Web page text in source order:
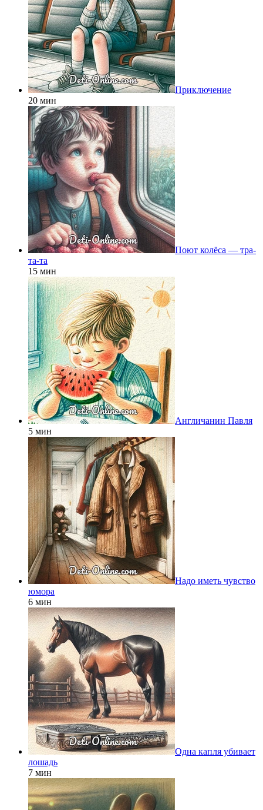
Приключение
20 мин
Поют колёса — тра-
та-та
15 мин
Англичанин Павля
5 мин
Надо иметь чувство
юмора
6 мин
Одна капля убивает
лошадь
7 мин